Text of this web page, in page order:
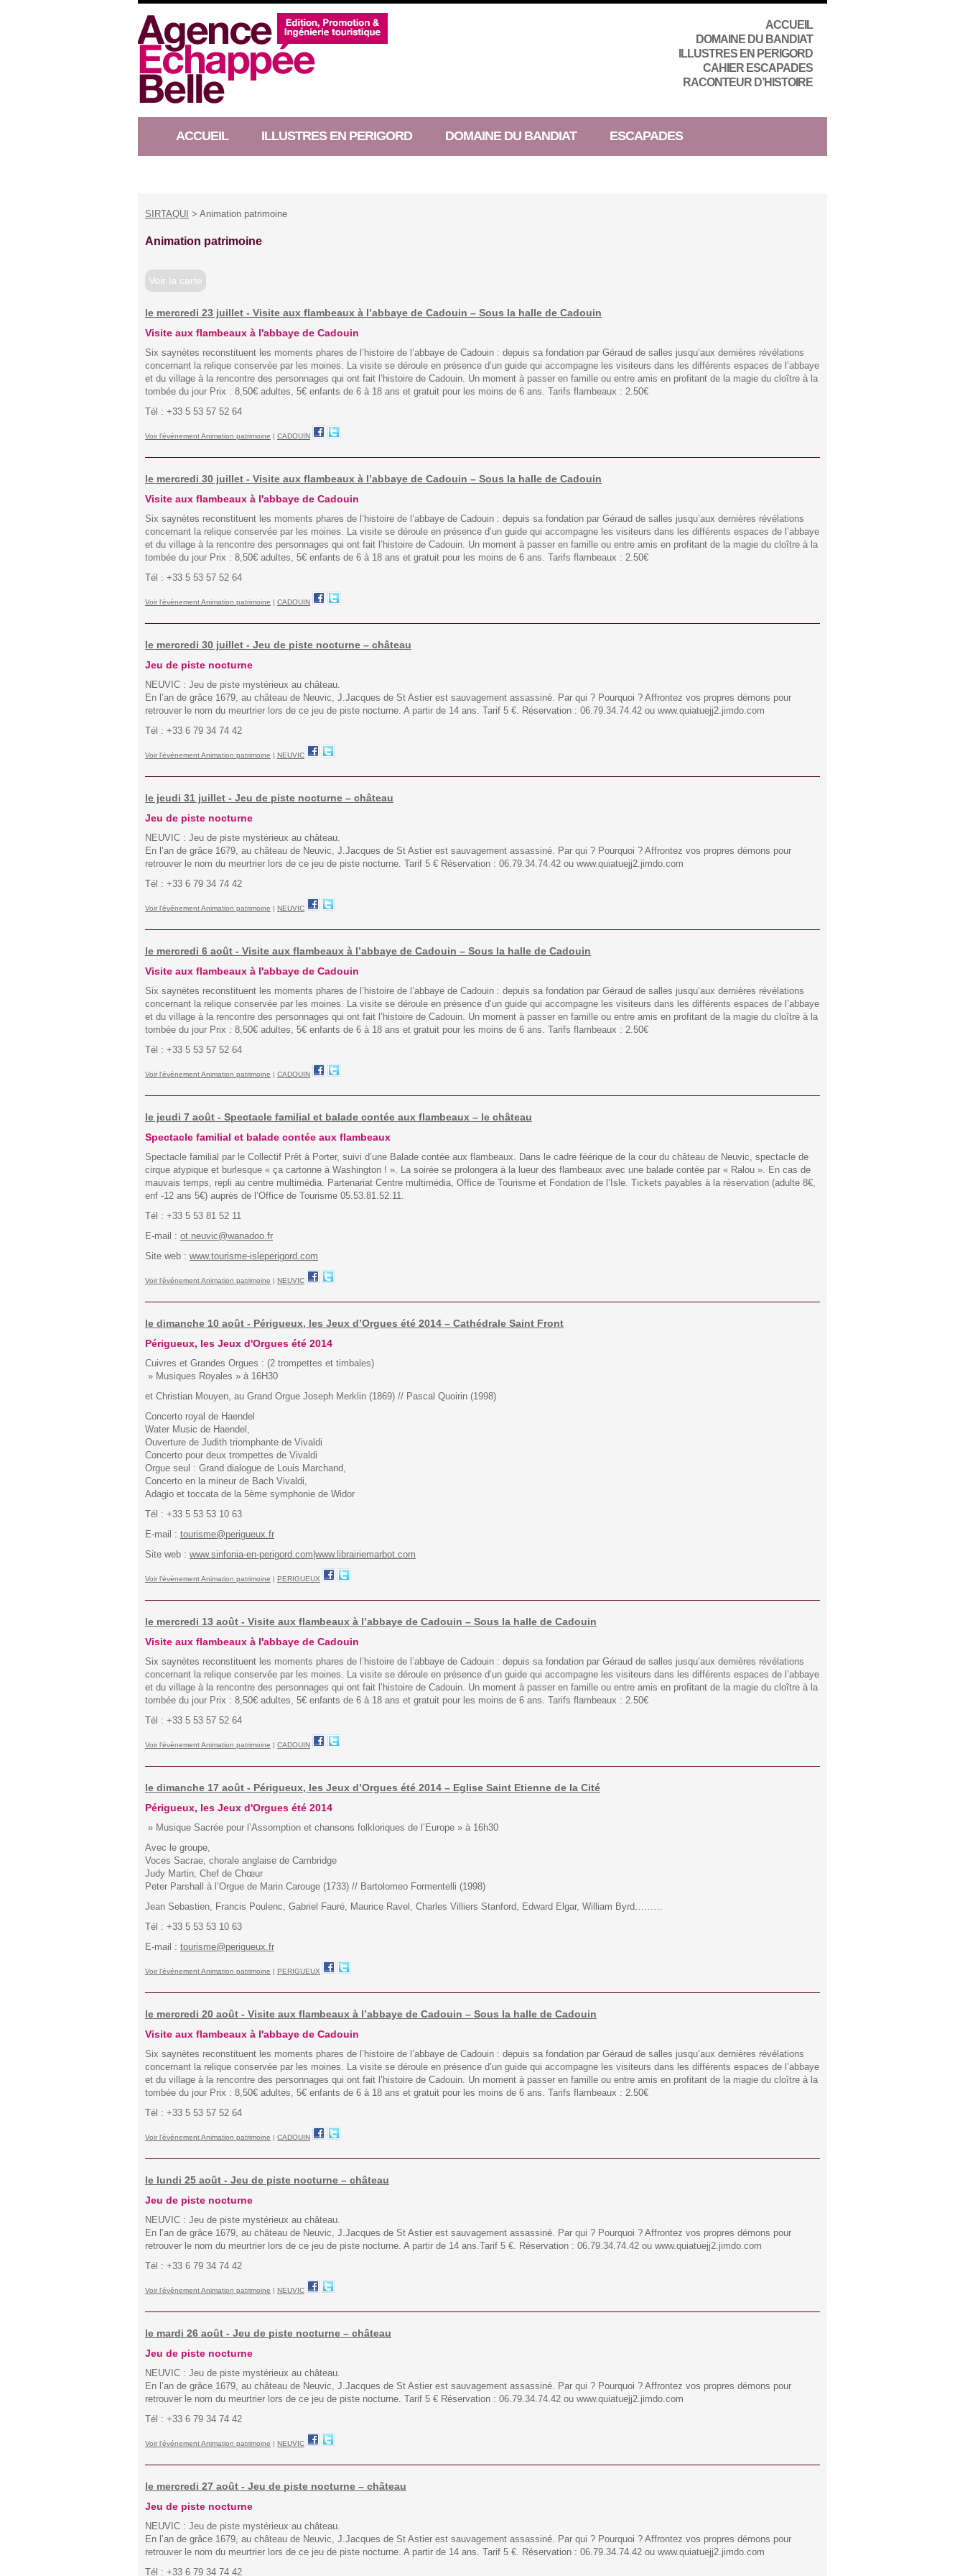
ACCUEIL
DOMAINE DU BANDIAT
ILLUSTRES EN PERIGORD
CAHIER ESCAPADES
RACONTEUR D’HISTOIRE
ACCUEIL ILLUSTRES EN PERIGORD DOMAINE DU BANDIAT ESCAPADES
SIRTAQUI > Animation patrimoine
Animation patrimoine
Voir la carte
le mercredi 23 juillet - Visite aux flambeaux à l’abbaye de Cadouin – Sous la halle de Cadouin
Visite aux flambeaux à l'abbaye de Cadouin
Six saynètes reconstituent les moments phares de l’histoire de l’abbaye de Cadouin : depuis sa fondation par Géraud de salles jusqu’aux dernières révélations
concernant la relique conservée par les moines. La visite se déroule en présence d’un guide qui accompagne les visiteurs dans les différents espaces de l’abbaye
et du village à la rencontre des personnages qui ont fait l’histoire de Cadouin. Un moment à passer en famille ou entre amis en profitant de la magie du cloître à la
tombée du jour Prix : 8,50€ adultes, 5€ enfants de 6 à 18 ans et gratuit pour les moins de 6 ans. Tarifs flambeaux : 2.50€
Tél : +33 5 53 57 52 64
Voir l'événement Animation patrimoine | CADOUIN
le mercredi 30 juillet - Visite aux flambeaux à l’abbaye de Cadouin – Sous la halle de Cadouin
Visite aux flambeaux à l'abbaye de Cadouin
Six saynètes reconstituent les moments phares de l’histoire de l’abbaye de Cadouin : depuis sa fondation par Géraud de salles jusqu’aux dernières révélations
concernant la relique conservée par les moines. La visite se déroule en présence d’un guide qui accompagne les visiteurs dans les différents espaces de l’abbaye
et du village à la rencontre des personnages qui ont fait l’histoire de Cadouin. Un moment à passer en famille ou entre amis en profitant de la magie du cloître à la
tombée du jour Prix : 8,50€ adultes, 5€ enfants de 6 à 18 ans et gratuit pour les moins de 6 ans. Tarifs flambeaux : 2.50€
Tél : +33 5 53 57 52 64
Voir l'événement Animation patrimoine | CADOUIN
le mercredi 30 juillet - Jeu de piste nocturne – château
Jeu de piste nocturne
NEUVIC : Jeu de piste mystérieux au château.
En l’an de grâce 1679, au château de Neuvic, J.Jacques de St Astier est sauvagement assassiné. Par qui ? Pourquoi ? Affrontez vos propres démons pour
retrouver le nom du meurtrier lors de ce jeu de piste nocturne. A partir de 14 ans. Tarif 5 €. Réservation : 06.79.34.74.42 ou www.quiatuejj2.jimdo.com
Tél : +33 6 79 34 74 42
Voir l'événement Animation patrimoine | NEUVIC
le jeudi 31 juillet - Jeu de piste nocturne – château
Jeu de piste nocturne
NEUVIC : Jeu de piste mystérieux au château.
En l’an de grâce 1679, au château de Neuvic, J.Jacques de St Astier est sauvagement assassiné. Par qui ? Pourquoi ? Affrontez vos propres démons pour
retrouver le nom du meurtrier lors de ce jeu de piste nocturne. Tarif 5 € Réservation : 06.79.34.74.42 ou www.quiatuejj2.jimdo.com
Tél : +33 6 79 34 74 42
Voir l'événement Animation patrimoine | NEUVIC
le mercredi 6 août - Visite aux flambeaux à l’abbaye de Cadouin – Sous la halle de Cadouin
Visite aux flambeaux à l'abbaye de Cadouin
Six saynètes reconstituent les moments phares de l’histoire de l’abbaye de Cadouin : depuis sa fondation par Géraud de salles jusqu’aux dernières révélations
concernant la relique conservée par les moines. La visite se déroule en présence d’un guide qui accompagne les visiteurs dans les différents espaces de l’abbaye
et du village à la rencontre des personnages qui ont fait l’histoire de Cadouin. Un moment à passer en famille ou entre amis en profitant de la magie du cloître à la
tombée du jour Prix : 8,50€ adultes, 5€ enfants de 6 à 18 ans et gratuit pour les moins de 6 ans. Tarifs flambeaux : 2.50€
Tél : +33 5 53 57 52 64
Voir l'événement Animation patrimoine | CADOUIN
le jeudi 7 août - Spectacle familial et balade contée aux flambeaux – le château
Spectacle familial et balade contée aux flambeaux
Spectacle familial par le Collectif Prêt à Porter, suivi d’une Balade contée aux flambeaux. Dans le cadre féérique de la cour du château de Neuvic, spectacle de
cirque atypique et burlesque « ça cartonne à Washington ! ». La soirée se prolongera à la lueur des flambeaux avec une balade contée par « Ralou ». En cas de
mauvais temps, repli au centre multimédia. Partenariat Centre multimédia, Office de Tourisme et Fondation de l’Isle. Tickets payables à la réservation (adulte 8€,
enf -12 ans 5€) auprès de l’Office de Tourisme 05.53.81.52.11.
Tél : +33 5 53 81 52 11
E-mail : ot.neuvic@wanadoo.fr
Site web : www.tourisme-isleperigord.com
Voir l'événement Animation patrimoine | NEUVIC
le dimanche 10 août - Périgueux, les Jeux d’Orgues été 2014 – Cathédrale Saint Front
Périgueux, les Jeux d'Orgues été 2014
Cuivres et Grandes Orgues : (2 trompettes et timbales)
» Musiques Royales » à 16H30
et Christian Mouyen, au Grand Orgue Joseph Merklin (1869) // Pascal Quoirin (1998)
Concerto royal de Haendel
Water Music de Haendel,
Ouverture de Judith triomphante de Vivaldi
Concerto pour deux trompettes de Vivaldi
Orgue seul : Grand dialogue de Louis Marchand,
Concerto en la mineur de Bach Vivaldi,
Adagio et toccata de la 5ème symphonie de Widor
Tél : +33 5 53 53 10 63
E-mail : tourisme@perigueux.fr
Site web : www.sinfonia-en-perigord.com|www.librairiemarbot.com
Voir l'événement Animation patrimoine | PERIGUEUX
le mercredi 13 août - Visite aux flambeaux à l’abbaye de Cadouin – Sous la halle de Cadouin
Visite aux flambeaux à l'abbaye de Cadouin
Six saynètes reconstituent les moments phares de l’histoire de l’abbaye de Cadouin : depuis sa fondation par Géraud de salles jusqu’aux dernières révélations
concernant la relique conservée par les moines. La visite se déroule en présence d’un guide qui accompagne les visiteurs dans les différents espaces de l’abbaye
et du village à la rencontre des personnages qui ont fait l’histoire de Cadouin. Un moment à passer en famille ou entre amis en profitant de la magie du cloître à la
tombée du jour Prix : 8,50€ adultes, 5€ enfants de 6 à 18 ans et gratuit pour les moins de 6 ans. Tarifs flambeaux : 2.50€
Tél : +33 5 53 57 52 64
Voir l'événement Animation patrimoine | CADOUIN
le dimanche 17 août - Périgueux, les Jeux d’Orgues été 2014 – Eglise Saint Etienne de la Cité
Périgueux, les Jeux d'Orgues été 2014
» Musique Sacrée pour l’Assomption et chansons folkloriques de l’Europe » à 16h30
Avec le groupe,
Voces Sacrae, chorale anglaise de Cambridge
Judy Martin, Chef de Chœur
Peter Parshall à l’Orgue de Marin Carouge (1733) // Bartolomeo Formentelli (1998)
Jean Sebastien, Francis Poulenc, Gabriel Fauré, Maurice Ravel, Charles Villiers Stanford, Edward Elgar, William Byrd………
Tél : +33 5 53 53 10 63
E-mail : tourisme@perigueux.fr
Voir l'événement Animation patrimoine | PERIGUEUX
le mercredi 20 août - Visite aux flambeaux à l’abbaye de Cadouin – Sous la halle de Cadouin
Visite aux flambeaux à l'abbaye de Cadouin
Six saynètes reconstituent les moments phares de l’histoire de l’abbaye de Cadouin : depuis sa fondation par Géraud de salles jusqu’aux dernières révélations
concernant la relique conservée par les moines. La visite se déroule en présence d’un guide qui accompagne les visiteurs dans les différents espaces de l’abbaye
et du village à la rencontre des personnages qui ont fait l’histoire de Cadouin. Un moment à passer en famille ou entre amis en profitant de la magie du cloître à la
tombée du jour Prix : 8,50€ adultes, 5€ enfants de 6 à 18 ans et gratuit pour les moins de 6 ans. Tarifs flambeaux : 2.50€
Tél : +33 5 53 57 52 64
Voir l'événement Animation patrimoine | CADOUIN
le lundi 25 août - Jeu de piste nocturne – château
Jeu de piste nocturne
NEUVIC : Jeu de piste mystérieux au château.
En l’an de grâce 1679, au château de Neuvic, J.Jacques de St Astier est sauvagement assassiné. Par qui ? Pourquoi ? Affrontez vos propres démons pour
retrouver le nom du meurtrier lors de ce jeu de piste nocturne. A partir de 14 ans.Tarif 5 €. Réservation : 06.79.34.74.42 ou www.quiatuejj2.jimdo.com
Tél : +33 6 79 34 74 42
Voir l'événement Animation patrimoine | NEUVIC
le mardi 26 août - Jeu de piste nocturne – château
Jeu de piste nocturne
NEUVIC : Jeu de piste mystérieux au château.
En l’an de grâce 1679, au château de Neuvic, J.Jacques de St Astier est sauvagement assassiné. Par qui ? Pourquoi ? Affrontez vos propres démons pour
retrouver le nom du meurtrier lors de ce jeu de piste nocturne. Tarif 5 € Réservation : 06.79.34.74.42 ou www.quiatuejj2.jimdo.com
Tél : +33 6 79 34 74 42
Voir l'événement Animation patrimoine | NEUVIC
le mercredi 27 août - Jeu de piste nocturne – château
Jeu de piste nocturne
NEUVIC : Jeu de piste mystérieux au château.
En l’an de grâce 1679, au château de Neuvic, J.Jacques de St Astier est sauvagement assassiné. Par qui ? Pourquoi ? Affrontez vos propres démons pour
retrouver le nom du meurtrier lors de ce jeu de piste nocturne. A partir de 14 ans. Tarif 5 €. Réservation : 06.79.34.74.42 ou www.quiatuejj2.jimdo.com
Tél : +33 6 79 34 74 42